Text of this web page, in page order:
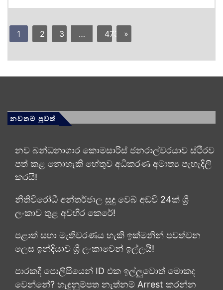
1 2 3 … 473 »
නවතම පුවත්
නව බන්ධනාගාර කොමසාරිස් ජනරාල්වරයාව ස්ථිරව
පත් කළ නොහැකි හේතුව අධිකරණ අමාත්‍ය පැහැදිලි
කරයි!
නීතිවිරෝධී අන්තර්ජාල සූදු වෙබ් අඩවි 24ක් ශ්‍රී
ලංකාව තුළ අවහිර කෙරේ!
පළාත් සභා මැතිවරණය හැකි ඉක්මනින් පවත්වන
ලෙස ඉන්දියාව ශ්‍රී ලංකාවෙන් ඉල්ලයි!
පාරකදී පොලිසියෙන් ID එක ඉල්ලුවොත් මොකද
වෙන්නේ? හැඳුනුම්පත නැත්නම් Arrest කරන්න